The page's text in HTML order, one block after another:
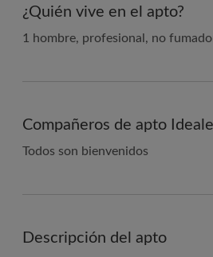
¿Quién vive en el apto?
1 hombre, profesional, no
Compañeros de apto
Todos son bienvenidos
Descripción del apto